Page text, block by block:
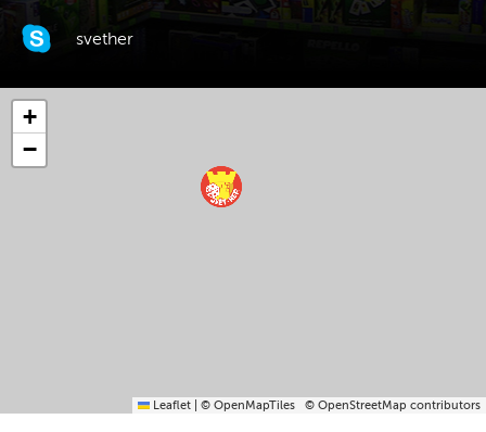
svether
+
−
Leaflet © OpenMapTiles © OpenStreetMap contributors